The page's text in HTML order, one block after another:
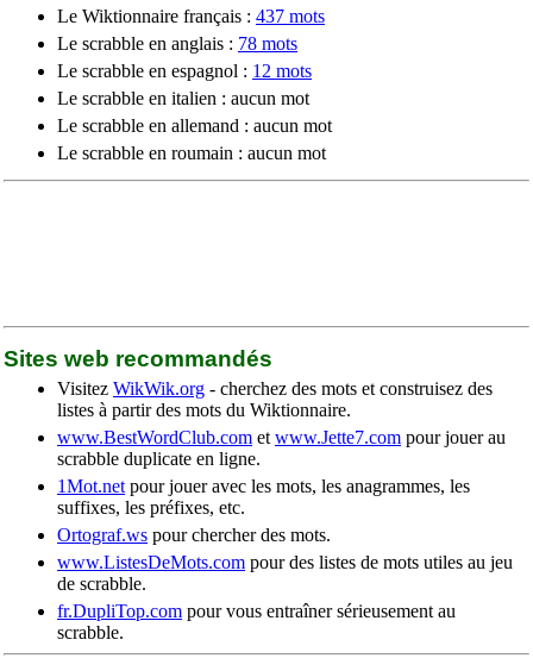
Le Wiktionnaire français : 437 mots
Le scrabble en anglais : 78 mots
Le scrabble en espagnol : 12 mots
Le scrabble en italien : aucun mot
Le scrabble en allemand : aucun mot
Le scrabble en roumain : aucun mot
Sites web recommandés
Visitez WikWik.org - cherchez des mots et construisez des
listes à partir des mots du Wiktionnaire.
www.BestWordClub.com et www.Jette7.com pour jouer au
scrabble duplicate en ligne.
1Mot.net pour jouer avec les mots, les anagrammes, les
suffixes, les préfixes, etc.
Ortograf.ws pour chercher des mots.
www.ListesDeMots.com pour des listes de mots utiles au jeu
de scrabble.
fr.DupliTop.com pour vous entraîner sérieusement au
scrabble.